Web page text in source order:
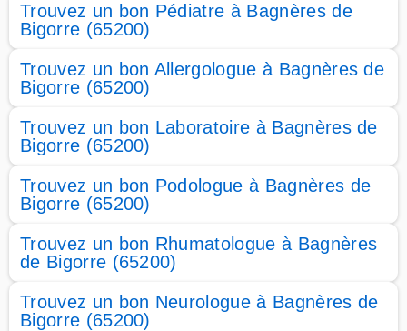
Trouvez un bon Pédiatre à Bagnères de
Bigorre (65200)
Trouvez un bon Allergologue à Bagnères de
Bigorre (65200)
Trouvez un bon Laboratoire à Bagnères de
Bigorre (65200)
Trouvez un bon Podologue à Bagnères de
Bigorre (65200)
Trouvez un bon Rhumatologue à Bagnères
de Bigorre (65200)
Trouvez un bon Neurologue à Bagnères de
Bigorre (65200)